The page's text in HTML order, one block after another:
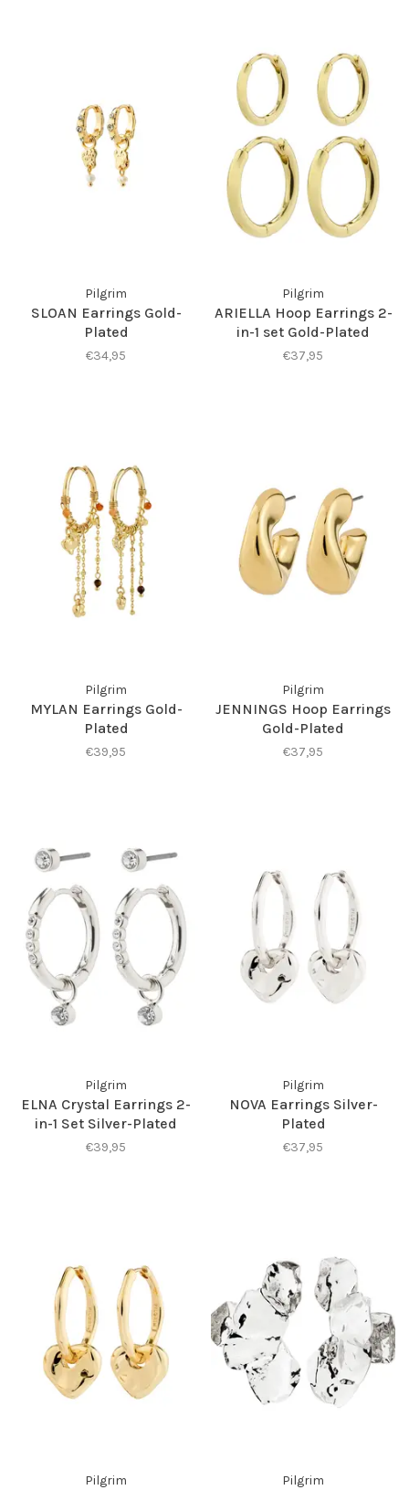
Pilgrim
SLOAN Earrings Gold-
Plated
€34,95
Pilgrim
ARIELLA Hoop Earrings 2-
in-1 set Gold-Plated
€37,95
Pilgrim
MYLAN Earrings Gold-
Plated
€39,95
Pilgrim
JENNINGS Hoop Earrings
Gold-Plated
€37,95
Pilgrim
ELNA Crystal Earrings 2-
in-1 Set Silver-Plated
€39,95
Pilgrim
NOVA Earrings Silver-
Plated
€37,95
Pilgrim Pilgrim